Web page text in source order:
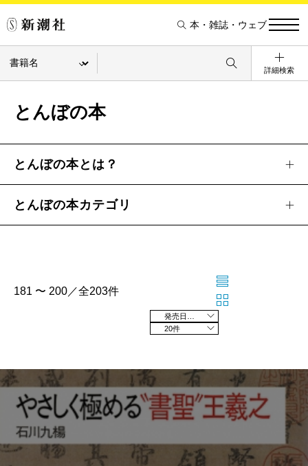
本・雑誌・ウェブ
詳細検索
とんぼの本
とんぼの本とは？
とんぼの本カテゴリ
181 〜 200／全203件
20件